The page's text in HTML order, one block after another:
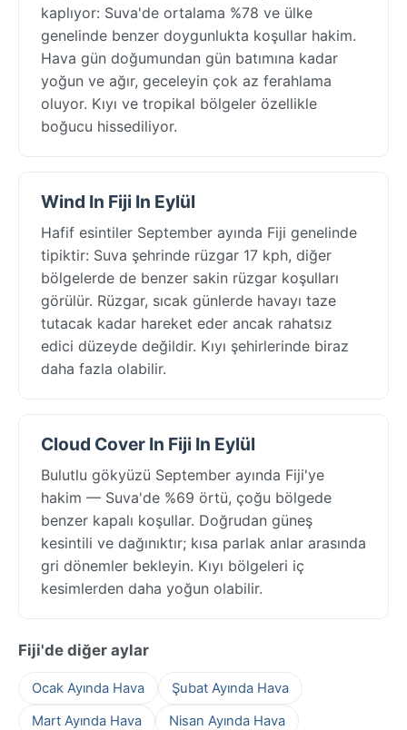
kaplıyor: Suva'de ortalama %78 ve ülke
genelinde benzer doygunlukta koşullar hakim.
Hava gün doğumundan gün batımına kadar
yoğun ve ağır, geceleyin çok az ferahlama
oluyor. Kıyı ve tropikal bölgeler özellikle
boğucu hissediliyor.
Wind In Fiji In Eylül
Hafif esintiler September ayında Fiji genelinde
tipiktir: Suva şehrinde rüzgar 17 kph, diğer
bölgelerde de benzer sakin rüzgar koşulları
görülür. Rüzgar, sıcak günlerde havayı taze
tutacak kadar hareket eder ancak rahatsız
edici düzeyde değildir. Kıyı şehirlerinde biraz
daha fazla olabilir.
Cloud Cover In Fiji In Eylül
Bulutlu gökyüzü September ayında Fiji'ye
hakim — Suva'de %69 örtü, çoğu bölgede
benzer kapalı koşullar. Doğrudan güneş
kesintili ve dağınıktır; kısa parlak anlar arasında
gri dönemler bekleyin. Kıyı bölgeleri iç
kesimlerden daha yoğun olabilir.
Fiji'de diğer aylar
Ocak Ayında Hava
Şubat Ayında Hava
Mart Ayında Hava
Nisan Ayında Hava